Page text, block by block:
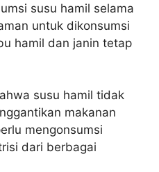
susu hamil selama
untuk dikonsumsi
hamil dan janin tetap
susu hamil tidak
makanan
mengonsumsi
dari berbagai